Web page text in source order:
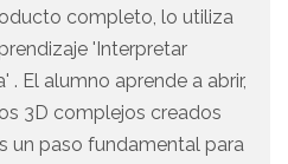
completo, lo utiliza
'Interpretar
El alumno aprende a abrir,
3D complejos creados
un paso fundamental para